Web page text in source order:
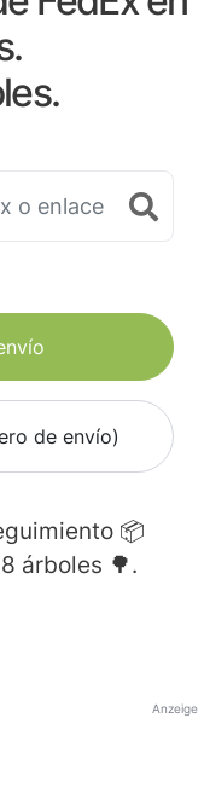
de envío)
📦
árboles 🌳.
Anzeige